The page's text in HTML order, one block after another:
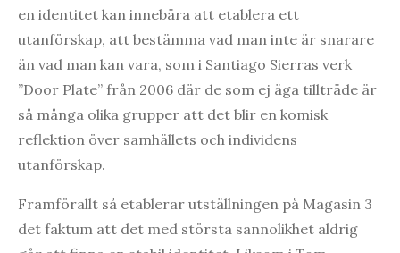
en identitet kan innebära att etablera ett
utanförskap, att bestämma vad man inte är snarare
än vad man kan vara, som i Santiago Sierras verk
”Door Plate” från 2006 där de som ej äga tillträde är
så många olika grupper att det blir en komisk
reflektion över samhällets och individens
utanförskap.
Framförallt så etablerar utställningen på Magasin 3
det faktum att det med största sannolikhet aldrig